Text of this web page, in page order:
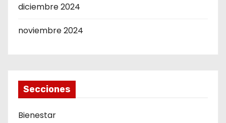
diciembre 2024
noviembre 2024
Secciones
Bienestar